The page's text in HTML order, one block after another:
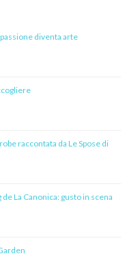
diventa arte
raccontata da Le Spose di
La Canonica: gusto in scena